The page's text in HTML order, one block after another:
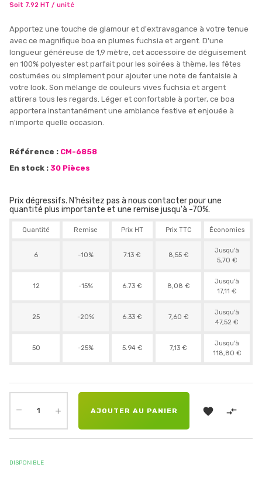
Soit 7.92 HT / unité
Apportez une touche de glamour et d'extravagance à votre tenue
avec ce magnifique boa en plumes fuchsia et argent. D'une
longueur généreuse de 1,9 mètre, cet accessoire de déguisement
en 100% polyester est parfait pour les soirées à thème, les fêtes
costumées ou simplement pour ajouter une note de fantaisie à
votre look. Son mélange de couleurs vives fuchsia et argent
attirera tous les regards. Léger et confortable à porter, ce boa
apportera instantanément une ambiance festive et enjouée à
n'importe quelle occasion.
Référence : CM-6858
En stock : 30 Pièces
Prix dégressifs. N'hésitez pas à nous contacter pour une
quantité plus importante et une remise jusqu'à -70%.
Quantité Remise Prix HT Prix TTC Économies
6 -10% 7.13 € 8,55 €
Jusqu'à
5,70 €
12 -15% 6.73 € 8,08 €
Jusqu'à
17,11 €
25 -20% 6.33 € 7,60 €
Jusqu'à
47,52 €
50 -25% 5.94 € 7,13 €
Jusqu'à
118,80 €
AJOUTER AU PANIER  
DISPONIBLE